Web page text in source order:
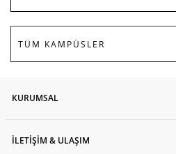
KURUMSAL
İLETİŞİM & ULAŞIM